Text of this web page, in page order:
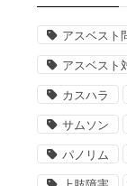
アスベスト
アスベスト
カスハラ
サムソン
パノリム